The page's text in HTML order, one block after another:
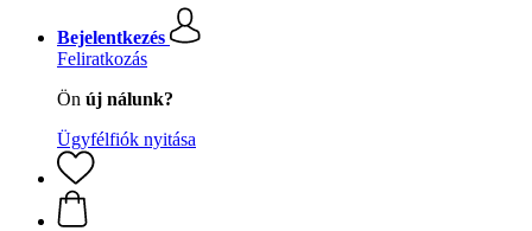
Bejelentkezés
Feliratkozás
Ön új nálunk?
Ügyfélfiók nyitása